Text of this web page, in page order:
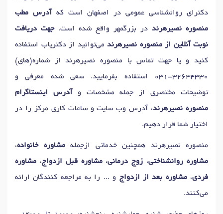
دکترای روانشناسی عمومی در اصفهان است که آدرس مطب
منصوره نصیرهرند در بزرگمهر واقع شده است.جهت دریافت
نوبت آنلاین از منصوره نصیرهرند می‌توانید از دکتریاب استفاده
کنید و یا جهت تماس با منصوره نصیرهرند از شماره(های)
031-32644330
استفاده بفرمایید. سعی شده معرفی و
توضیحات مختصری از جمله مشخصات و آدرس اینستاگرام
منصوره نصیرهرند، آدرس وب سایت و ساعات کاری مرکز را در
اختیار شما قرار دهیم.
منصوره نصیرهرند همچنین خدماتی ازجملهمشاوره خانواده،
مشاوره روانشناختی، زوج درمانی،مشاوره قبل ازدواج، مشاوره
فردی،مشاوره بعد از ازدواج و ... را به مراجعه کنندگان ارائه
می‌کنند.